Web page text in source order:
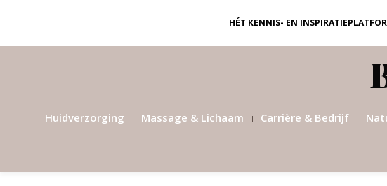
HÉT KENNIS- EN
Huidverzorging Massage & Lichaam Carrière & Bedrijf